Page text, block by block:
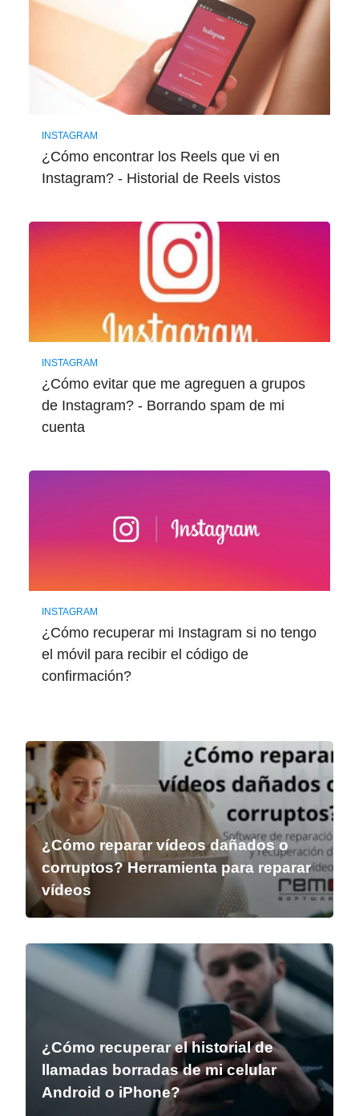
INSTAGRAM
¿Cómo encontrar los Reels que vi en
Instagram? - Historial de Reels vistos
INSTAGRAM
¿Cómo evitar que me agreguen a grupos
de Instagram? - Borrando spam de mi
cuenta
INSTAGRAM
¿Cómo recuperar mi Instagram si no tengo
el móvil para recibir el código de
confirmación?
¿Cómo reparar vídeos dañados o
corruptos? Herramienta para reparar
vídeos
¿Cómo recuperar el historial de
llamadas borradas de mi celular
Android o iPhone?